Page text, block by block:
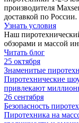
производителя
доставкой по России.
Узнать условия
Наш
обзорами и массой
Читать блог
25 октября
Знаменитые
Пиротехнические
привлекают
26 сентября
Безопасность
Пиротехника на